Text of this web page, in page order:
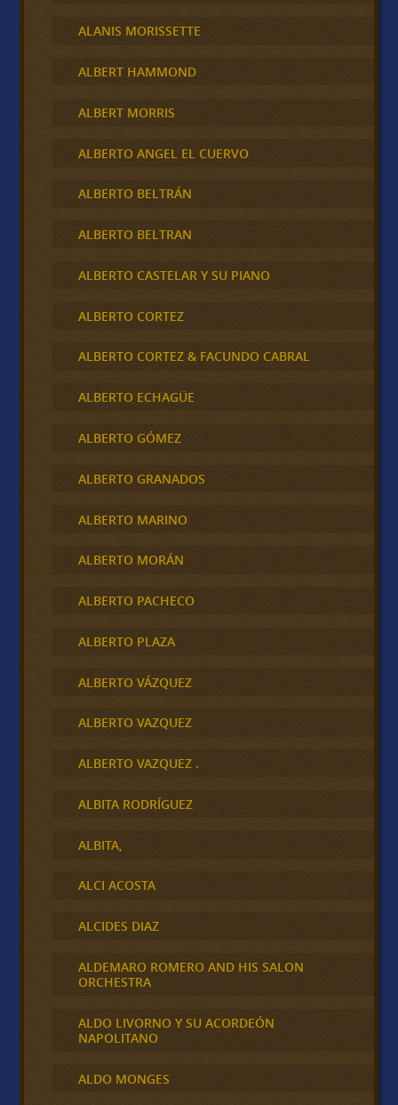
ALANIS MORISSETTE
ALBERT HAMMOND
ALBERT MORRIS
ALBERTO ANGEL EL CUERVO
ALBERTO BELTRÁN
ALBERTO BELTRAN
ALBERTO CASTELAR Y SU PIANO
ALBERTO CORTEZ
ALBERTO CORTEZ & FACUNDO CABRAL
ALBERTO ECHAGÜE
ALBERTO GÓMEZ
ALBERTO GRANADOS
ALBERTO MARINO
ALBERTO MORÁN
ALBERTO PACHECO
ALBERTO PLAZA
ALBERTO VÁZQUEZ
ALBERTO VAZQUEZ
ALBERTO VAZQUEZ .
ALBITA RODRÍGUEZ
ALBITA,
ALCI ACOSTA
ALCIDES DIAZ
ALDEMARO ROMERO AND HIS SALON
ORCHESTRA
ALDO LIVORNO Y SU ACORDEÓN
NAPOLITANO
ALDO MONGES